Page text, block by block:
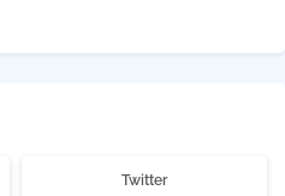
Twitter